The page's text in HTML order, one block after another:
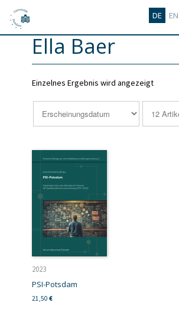
DE EN
Deutsch
Ella Baer
Einzelnes Ergebnis wird angezeigt
2023
PSI-Potsdam
21,50 €